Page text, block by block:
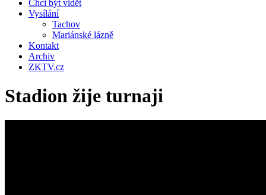
Chci být vidět
Vysílání
Tachov
Mariánské lázně
Kontakt
Archiv
ZKTV.cz
Stadion žije turnaji